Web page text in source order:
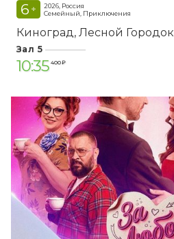
6 +
2026, Россия
Семейный, Приключения
Киноград Лесной Городок
Зал 5
10:35 400 ₽